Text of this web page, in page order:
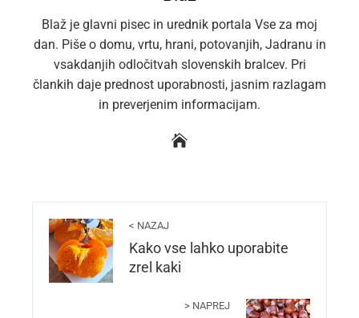
Blaž je glavni pisec in urednik portala Vse za moj
dan. Piše o domu, vrtu, hrani, potovanjih, Jadranu in
vsakdanjih odločitvah slovenskih bralcev. Pri
člankih daje prednost uporabnosti, jasnim razlagam
in preverjenim informacijam.
< NAZAJ
Kako vse lahko uporabite
zrel kaki
> NAPREJ